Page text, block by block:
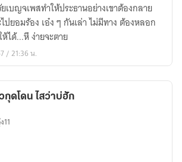
เบญจเพสทำให้ประธานอย่างเขาต้องกลาย
ปยอมร้อง เอ๋ง ๆ กันเล่า ไม่มีทาง ต้องหลอก
ได้...หึ ง่ายจะตาย
/ 21:36 น.
กุดโดน ไสว่าบ่ฮัก
11